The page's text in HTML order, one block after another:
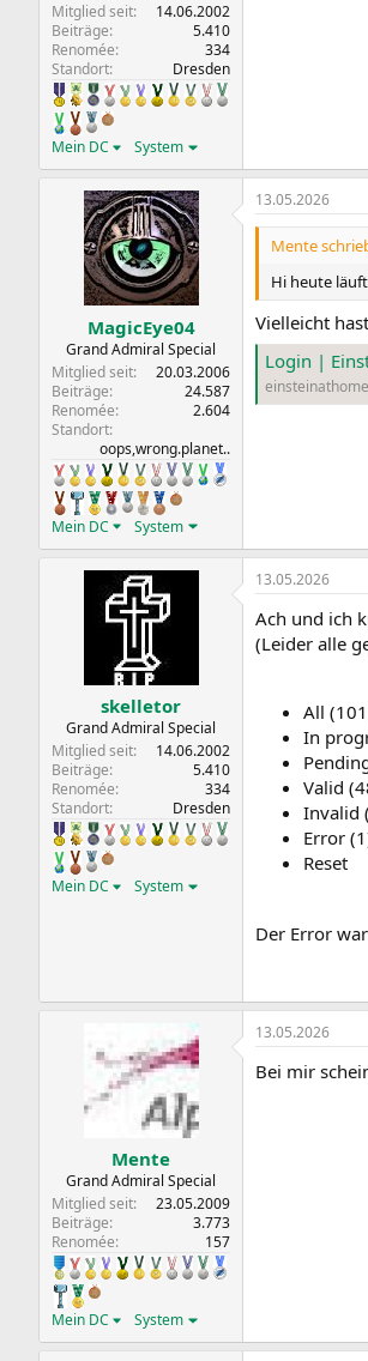
Mitglied seit
14.06.2002
Beiträge
5.410
Renomée
334
Standort
Dresden
Mein DC System
MagicEye04
Grand Admiral Special
Mitglied seit
20.03.2006
Beiträge
24.587
Renomée
2.604
Standort
oops,wrong.planet..
Mein DC System
13.05.2026
Mente
Hi heute
Vielleicht
Login |
skelletor
Grand Admiral Special
Mitglied seit
14.06.2002
Beiträge
5.410
Renomée
334
Standort
Dresden
Mein DC System
13.05.2026
Ach und ich
(Leider alle
All
In
Valid
Invalid
Error
Reset
Der Error
Mente
Grand Admiral Special
Mitglied seit
23.05.2009
Beiträge
3.773
Renomée
157
Mein DC System
13.05.2026
Bei mir